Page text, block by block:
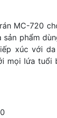
MC-720
sản phẩm
xúc với
mọi lứa tuổi